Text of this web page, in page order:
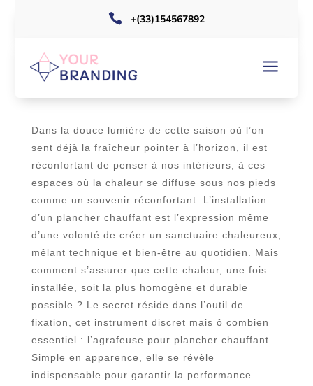
 +(33)154567892
a
COMMENT CHOISIR UNE
AGRAFEUSE POUR PLANCHER
Dans la douce lumière de cette saison où l’on
sent déjà la fraîcheur pointer à l’horizon, il est
réconfortant de penser à nos intérieurs, à ces
espaces où la chaleur se diffuse sous nos pieds
comme un souvenir réconfortant. L’installation
d’un plancher chauffant est l’expression même
d’une volonté de créer un sanctuaire chaleureux,
mêlant technique et bien-être au quotidien. Mais
comment s’assurer que cette chaleur, une fois
installée, soit la plus homogène et durable
possible ? Le secret réside dans l’outil de
fixation, cet instrument discret mais ô combien
essentiel : l’agrafeuse pour plancher chauffant.
Simple en apparence, elle se révèle
indispensable pour garantir la performance